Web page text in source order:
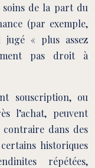
de la part du
(par exemple,
jugé « plus assez
pas droit à
souscription, ou
l’achat, peuvent
contraire dans des
historiques
répétées,